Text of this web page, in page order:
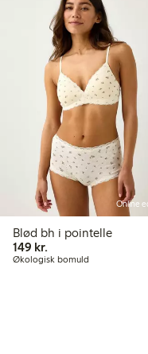
Online
Blød bh i pointelle
149 kr.
Økologisk bomuld